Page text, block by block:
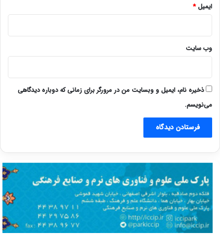
ایمیل*
وب‌ سایت
ذخیره نام، ایمیل و وبسایت من در مرورگر برای زمانی که دوباره دیدگاهی
می‌نویسم.